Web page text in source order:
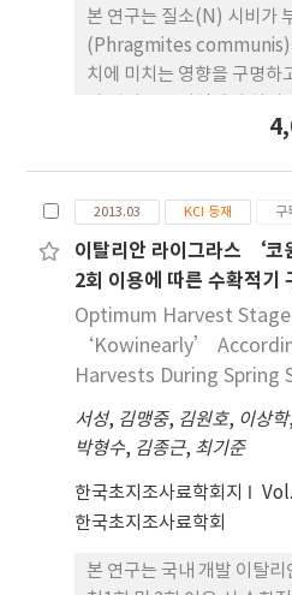
았다. 고랭지에서 사일리지
평균 39.3%이었으며 국산
다. 국산품종 중에서 광평
높았으며 도입종 중에서
등한 이삭비율을 보였다.
kg/ha이며 건물수량이 많
P3156, 평안옥, P3394, 광
각 18,901 kg/ha, 17,997
는 발효과정에서품질에 미
서 평균 당도는 8.1이었다.
종 7.42에 비해 평균 1.27높
수량에서 32P75 품종은
12,590 kg/ha, P3394 품
로 이들 국산품종은 도입품
생산할 수 있었다. 고랭지에
의 사료가치는 평균 CP
42.4%, ADF23.5%, TDN
본 연구는 질소(N) 시비가
(Phragmites communis)
치에 미치는 영향을 구명하
학원 갈대 재배지에서는
는 N 무시비구, N 60 kg/ha
일 시비, 8월 1일 수확하였
시비구에서, 그리고 N 시비
다. 건물률은 N 시비구에서
천안지역은 무시비구
36.7%, 안산지역은 무시비
37.6%였다. 천안지역의건
가소화 건물수량은 무시비
kg, 235 kg, 1,850 kg, N
4,658 kg, 306 kg, 2,388
각 5,622 kg, 446 kg,
가하였으며(p<0.05), 안산
각 2,802 kg, 177
2013.03 KCI 등재 구
이탈리안 라이그라스 ‘코
2회 이용에 따른 수확적기
Optimum Harvest
‘Kowinearly’
Harvests During Spring
서성, 김맹중, 김원호, 이상학,
박형수, 김종근, 최기준
한국초지조사료학회지
한국초지조사료학회
본 연구는 국내 개발 이탈